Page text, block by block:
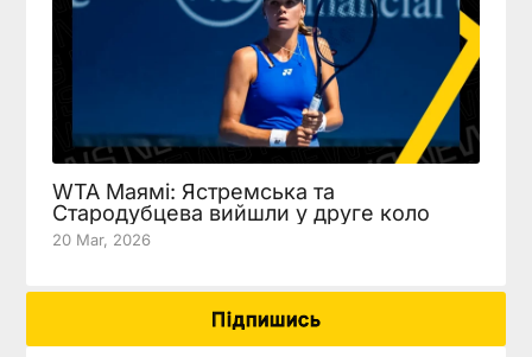
WTA Маямі: Ястремська та
Стародубцева вийшли у друге коло
20 Mar, 2026
Підпишись